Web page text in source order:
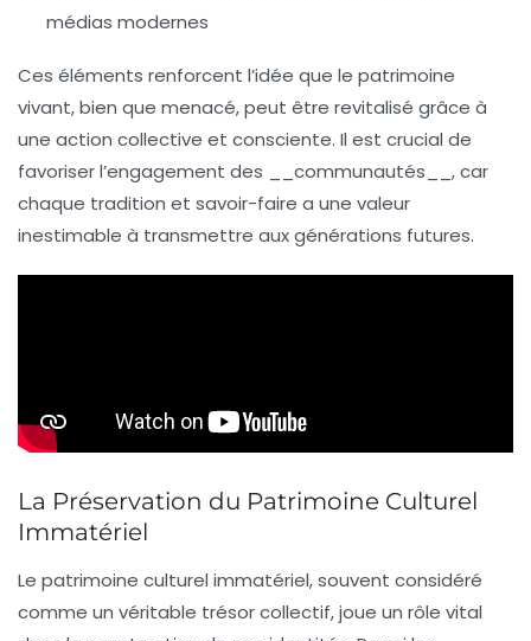
médias modernes
Ces éléments renforcent l’idée que le patrimoine
vivant, bien que menacé, peut être revitalisé grâce à
une action collective et consciente. Il est crucial de
favoriser l’engagement des __communautés__, car
chaque tradition et savoir-faire a une valeur
inestimable à transmettre aux générations futures.
La Préservation du Patrimoine Culturel
Immatériel
Le patrimoine culturel immatériel, souvent considéré
comme un véritable trésor collectif, joue un rôle vital